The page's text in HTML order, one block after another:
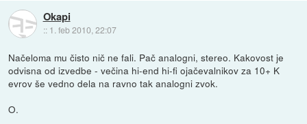
Okapi
:: 1. feb 2010, 22:07
Načeloma mu čisto nič ne fali. Pač analogni, stereo. Kakovost je
odvisna od izvedbe - večina hi-end hi-fi ojačevalnikov za 10+ K
evrov še vedno dela na ravno tak analogni zvok.
O.